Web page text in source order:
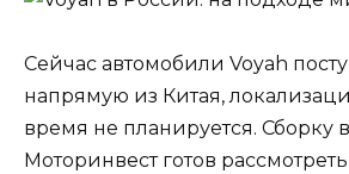
Сейчас автомобили Voyah
напрямую из Китая,
время не планируется. Сборку
Моторинвест готов